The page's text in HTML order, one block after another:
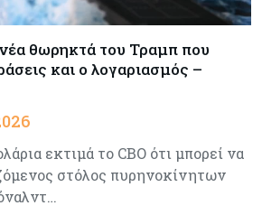
έχουν τα περισσότερα ρομπότ
08-08-2026
ο Λευκός Οίκος – Το κόστος
θωρηκτά του Τραμπ που
και ο λογαριασμός –
εκτιμά το CBO ότι μπορεί να
στόλος πυρηνοκίνητων